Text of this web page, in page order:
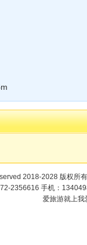
2018-2028 版权所
2356616 手机：
爱旅游就上我